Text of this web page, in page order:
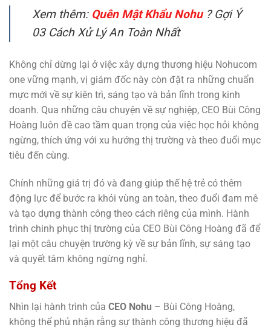
Xem thêm: Quên Mật Khẩu Nohu? Gợi Ý
03 Cách Xử Lý An Toàn Nhất
Không chỉ dừng lại ở việc xây dựng thương hiệu Nohucom
one vững mạnh, vị giám đốc này còn đặt ra những chuẩn
mực mới về sự kiên trì, sáng tạo và bản lĩnh trong kinh
doanh. Qua những câu chuyện về sự nghiệp, CEO Bùi Công
Hoàng luôn đề cao tầm quan trọng của việc học hỏi không
ngừng, thích ứng với xu hướng thị trường và theo đuổi mục
tiêu đến cùng.
Chính những giá trị đó và đang giúp thế hệ trẻ có thêm
động lực để bước ra khỏi vùng an toàn, theo đuổi đam mê
và tạo dựng thành công theo cách riêng của mình. Hành
trình chinh phục thị trường của CEO Bùi Công Hoàng đã để
lại một câu chuyện trường kỳ về sự bản lĩnh, sự sáng tạo
và quyết tâm không ngừng nghỉ.
Tổng Kết
Nhìn lại hành trình của CEO Nohu – Bùi Công Hoàng,
không thể phủ nhận rằng sự thành công thương hiệu đã